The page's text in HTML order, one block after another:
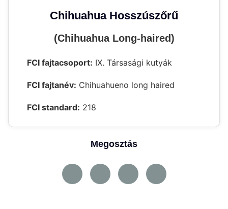
Chihuahua Hosszúszőrű
(Chihuahua Long-haired)
FCI fajtacsoport: IX. Társasági kutyák
FCI fajtanév: Chihuahueno long haired
FCI standard: 218
Megosztás